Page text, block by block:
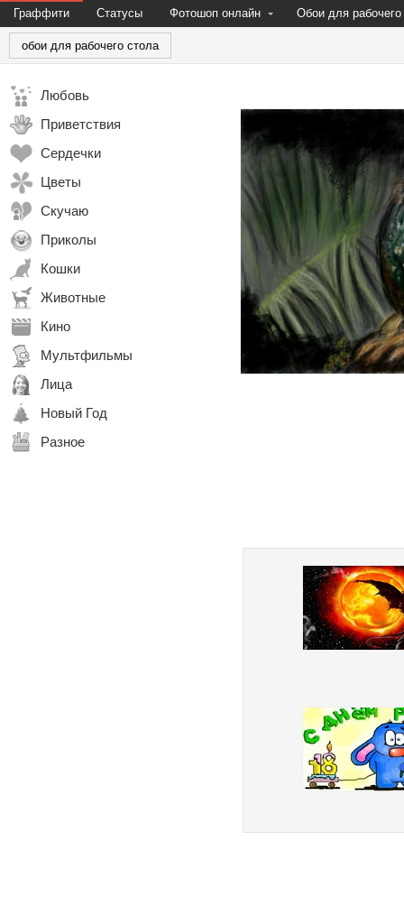
Граффити Статусы Фотошоп онлайн Обои для рабочего
обои для рабочего стола
Любовь
Приветствия
Сердечки
Цветы
Скучаю
Приколы
Кошки
Животные
Кино
Мультфильмы
Лица
Новый Год
Разное